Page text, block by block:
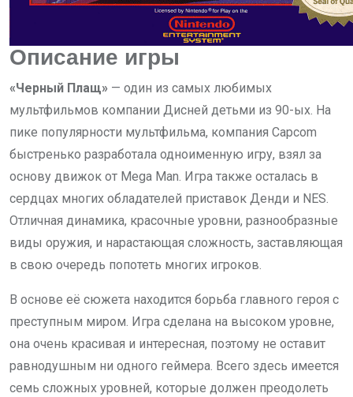
Описание игры
«Черный Плащ» — один из самых любимых
мультфильмов компании Дисней детьми из 90-ых. На
пике популярности мультфильма, компания Capcom
быстренько разработала одноименную игру, взял за
основу движок от Mega Man. Игра также осталась в
сердцах многих обладателей приставок Денди и NES.
Отличная динамика, красочные уровни, разнообразные
виды оружия, и нарастающая сложность, заставляющая
в свою очередь попотеть многих игроков.
В основе её сюжета находится борьба главного героя с
преступным миром. Игра сделана на высоком уровне,
она очень красивая и интересная, поэтому не оставит
равнодушным ни одного геймера. Всего здесь имеется
семь сложных уровней, которые должен преодолеть